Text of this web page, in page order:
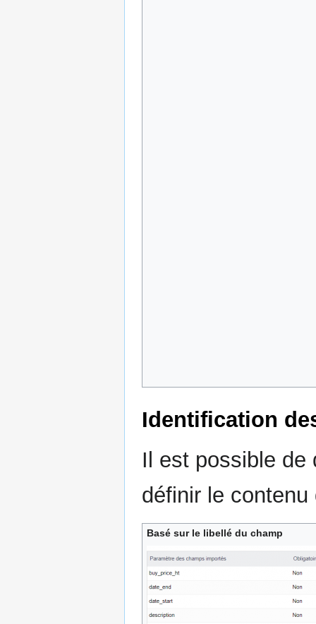
Identification
Il est possible de
définir le
Basé sur le libellé du champ